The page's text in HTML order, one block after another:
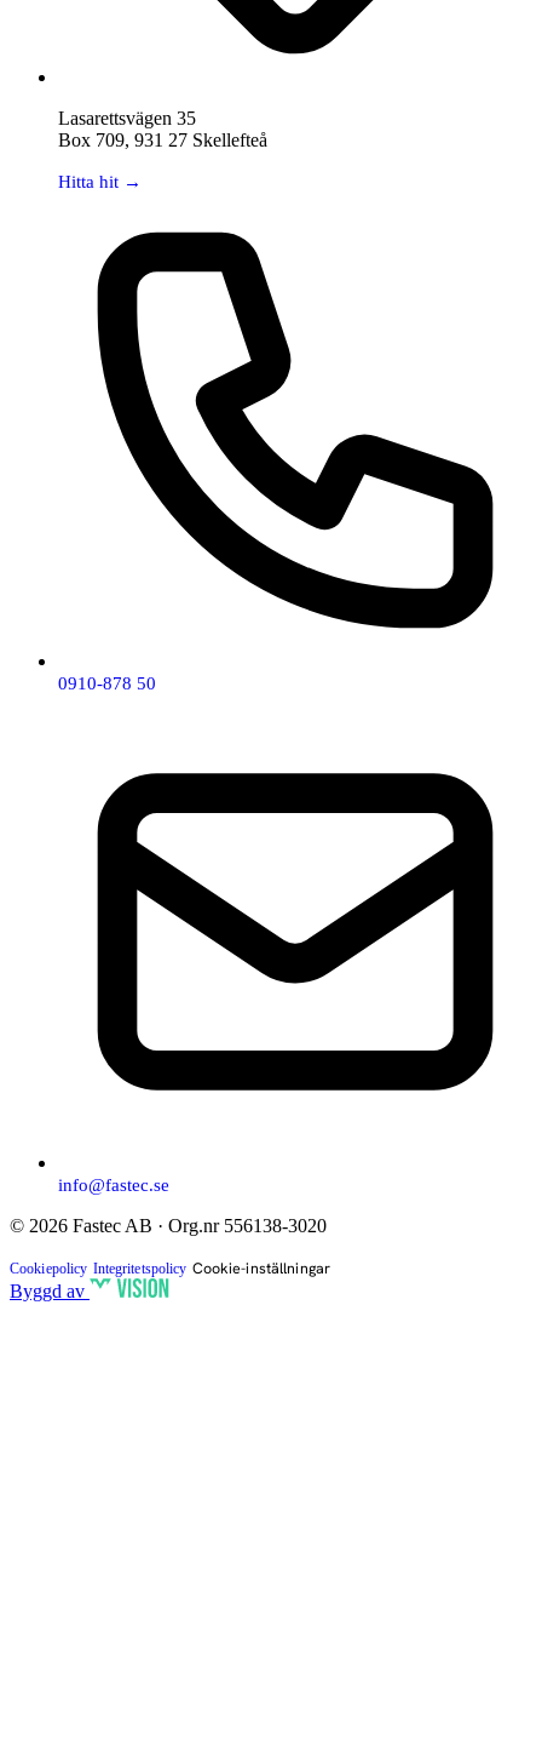
Lasarettsvägen 35
Box 709, 931 27 Skellefteå
Hitta hit →
0910-878 50
info@fastec.se
© 2026 Fastec AB · Org.nr 556138-3020
Cookiepolicy Integritetspolicy Cookie-inställningar
Byggd av